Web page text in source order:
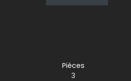
Pièces
3